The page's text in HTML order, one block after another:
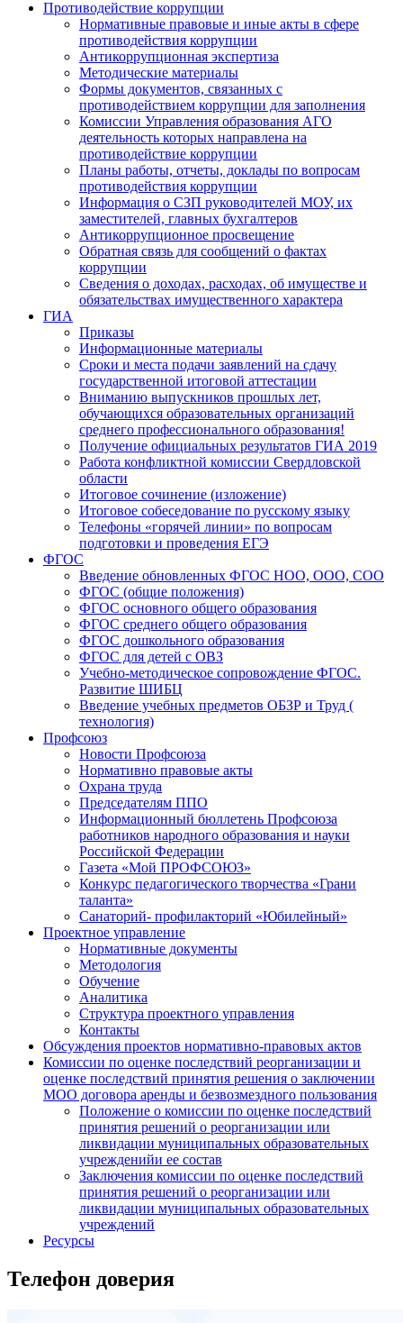
Противодействие коррупции
Нормативные правовые и иные акты в сфере
противодействия коррупции
Антикоррупционная экспертиза
Методические материалы
Формы документов, связанных с
противодействием коррупции для заполнения
Комиссии Управления образования АГО
деятельность которых направлена на
противодействие коррупции
Планы работы, отчеты, доклады по вопросам
противодействия коррупции
Информация о СЗП руководителей МОУ, их
заместителей, главных бухгалтеров
Антикоррупционное просвещение
Обратная связь для сообщений о фактах
коррупции
Сведения о доходах, расходах, об имуществе и
обязательствах имущественного характера
ГИА
Приказы
Информационные материалы
Сроки и места подачи заявлений на сдачу
государственной итоговой аттестации
Вниманию выпускников прошлых лет,
обучающихся образовательных организаций
среднего профессионального образования!
Получение официальных результатов ГИА 2019
Работа конфликтной комиссии Свердловской
области
Итоговое сочинение (изложение)
Итоговое собеседование по русскому языку
Телефоны «горячей линии» по вопросам
подготовки и проведения ЕГЭ
ФГОС
Введение обновленных ФГОС НОО, ООО, СОО
ФГОС (общие положения)
ФГОС основного общего образования
ФГОС среднего общего образования
ФГОС дошкольного образования
ФГОС для детей с ОВЗ
Учебно-методическое сопровождение ФГОС.
Развитие ШИБЦ
Введение учебных предметов ОБЗР и Труд (
технология)
Профсоюз
Новости Профсоюза
Нормативно правовые акты
Охрана труда
Председателям ППО
Информационный бюллетень Профсоюза
работников народного образования и науки
Российской Федерации
Газета «Мой ПРОФСОЮЗ»
Конкурс педагогического творчества «Грани
таланта»
Санаторий- профилакторий «Юбилейный»
Проектное управление
Нормативные документы
Методология
Обучение
Аналитика
Структура проектного управления
Контакты
Обсуждения проектов нормативно-правовых актов
Комиссии по оценке последствий реорганизации и
оценке последствий принятия решения о заключении
МОО договора аренды и безвозмездного пользования
Положение о комиссии по оценке последствий
принятия решений о реорганизации или
ликвидации муниципальных образовательных
учрежденийи ее состав
Заключения комиссии по оценке последствий
принятия решений о реорганизации или
ликвидации муниципальных образовательных
учреждений
Ресурсы
Телефон доверия